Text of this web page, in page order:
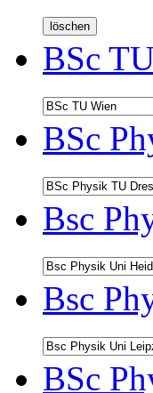
BSc
BSc
Bsc
Bsc
BSc